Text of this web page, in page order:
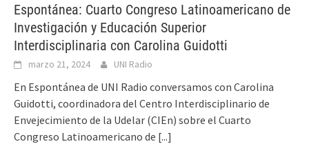
Espontánea: Cuarto Congreso Latinoamericano de
Investigación y Educación Superior
Interdisciplinaria con Carolina Guidotti
marzo 21, 2024 UNI Radio
En Espontánea de UNI Radio conversamos con Carolina
Guidotti, coordinadora del Centro Interdisciplinario de
Envejecimiento de la Udelar (CIEn) sobre el Cuarto
Congreso Latinoamericano de [...]